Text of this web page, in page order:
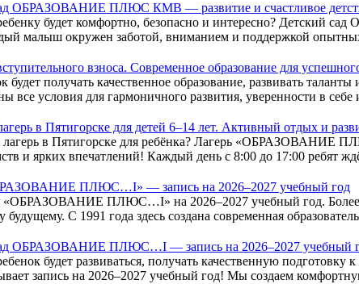
ОБРАЗОВАНИЕ ПЛЮС КМВ — развитие и счастливое
будет комфортно, безопасно и интересно?
малыш окружен заботой, вниманием и поддержкой
взноса. Современное образование для
будет получать качественное образование, развивать
все условия для гармоничного развития, уверенности в
в Пятигорске для детей 6–14 лет. Активный отдых и
в Пятигорске для ребёнка? Лагерь «ОБРАЗОВАНИЕ
и ярких впечатлений! Каждый день с 8:00 до 17:00 ребят
ПЛЮС…I» — запись на 2026–2027 учебный год
ПЛЮС…I» на 2026–2027 учебный год. Более
С 1991 года здесь создана современная
ОБРАЗОВАНИЕ ПЛЮС…I — запись на 2026–2027 учебный
будет развиваться, получать качественную
на 2026–2027 учебный год! Мы создаем комфортную